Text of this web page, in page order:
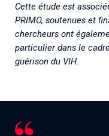
Cette étude est
PRIMO, soutenues et
chercheurs ont
particulier dans le
guérison du VIH.